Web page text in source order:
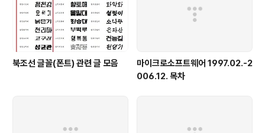
북조선 글꼴(폰트) 관련 글 모음
마이크로소프트웨어 1997.02.-2
006.12. 목차